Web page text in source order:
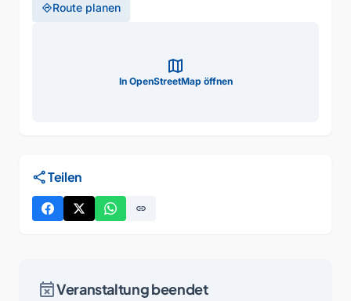
directionsRoute planen
map
In OpenStreetMap öffnen
shareTeilen
link
event_busyVeranstaltung beendet